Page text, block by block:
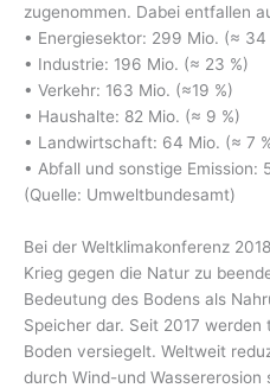
zugenommen. Dabei entfallen
• Energiesektor: 299 Mio. (≈ 34
• Industrie: 196 Mio. (≈ 23 %)
• Verkehr: 163 Mio. (≈19 %)
• Haushalte: 82 Mio. (≈ 9 %)
• Landwirtschaft: 64 Mio. (≈ 7
• Abfall und sonstige Emission:
(Quelle: Umweltbundesamt)
Bei der Weltklimakonferenz
Krieg gegen die Natur zu
Bedeutung des Bodens als
Speicher dar. Seit 2017
Boden versiegelt. Weltweit
durch Wind-und Wassererosion